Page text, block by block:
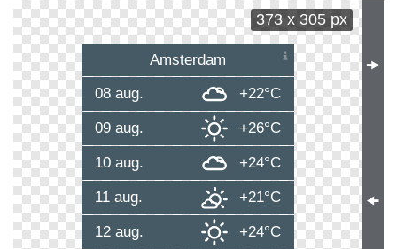
Amsterdam
08 aug.
+22°C
09 aug. +26°C
10 aug. +24°C
11 aug. +21°C
12 aug. +24°C
🠞
🠜
373 x 305 px